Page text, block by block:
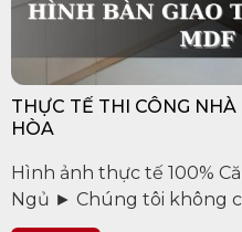
THỰC TẾ THI CÔNG
HÒA
Hình ảnh thực tế 100%
Ngủ ► Chúng tôi không
hợp lý mà còn đảm bảo